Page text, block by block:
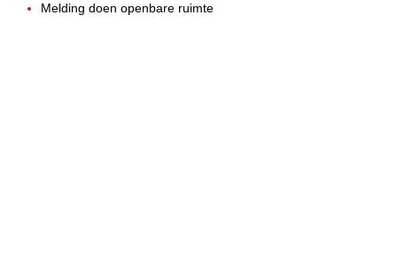
Melding doen openbare ruimte